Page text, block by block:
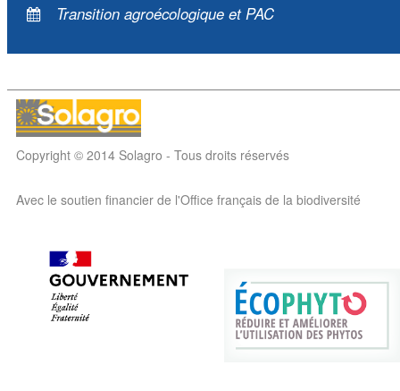
Transition agroécologique et PAC
Copyright © 2014 Solagro - Tous droits réservés
Avec le soutien financier de l'Office français de la biodiversité